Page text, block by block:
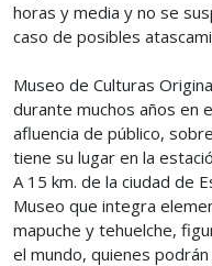
horas y media y no se
caso de posibles
Museo de Culturas
durante muchos años en
afluencia de público,
tiene su lugar en la
A 15 km. de la ciudad de
Museo que integra
mapuche y tehuelche,
el mundo, quienes